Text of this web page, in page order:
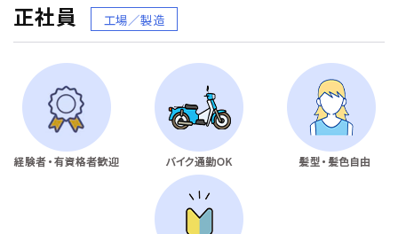
正社員 工場／製造